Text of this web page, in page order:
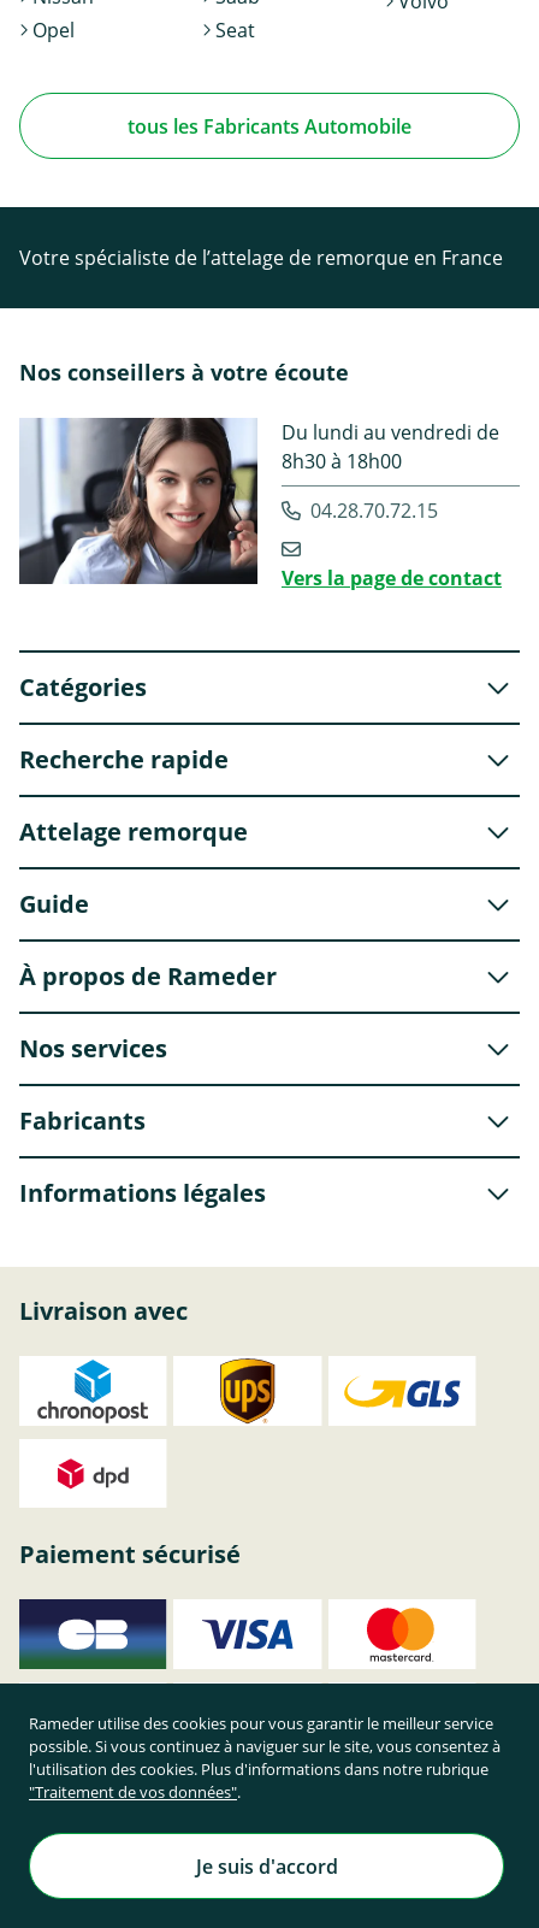
Opel
Seat
tous les Fabricants Automobile
Votre spécialiste de l’attelage de remorque en France
Nos conseillers à votre écoute
Du lundi au vendredi de
8h30 à 18h00
04.28.70.72.15
Vers la page de contact
Catégories
Recherche rapide
Attelage remorque
Guide
À propos de Rameder
Nos services
Fabricants
Informations légales
Livraison avec
Paiement sécurisé
Achetez en toute sécurité sur Rameder !
Rameder utilise des cookies pour vous garantir le meilleur service
possible. Si vous continuez à naviguer sur le site, vous consentez à
l'utilisation des cookies. Plus d'informations dans notre rubrique
"Traitement de vos données".
Je suis d'accord